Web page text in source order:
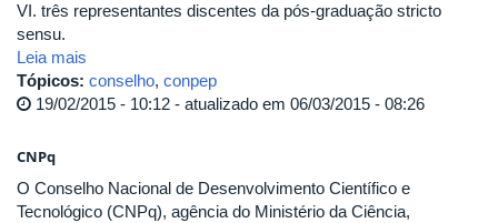
VI. três representantes discentes da pós-graduação stricto
sensu.
Leia mais
Tópicos: conselho, conpep
19/02/2015 - 10:12 - atualizado em 06/03/2015 - 08:26
CNPq
O Conselho Nacional de Desenvolvimento Científico e
Tecnológico (CNPq), agência do Ministério da Ciência,